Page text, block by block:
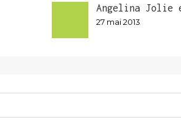
Angelina Jolie
27 mai 2013